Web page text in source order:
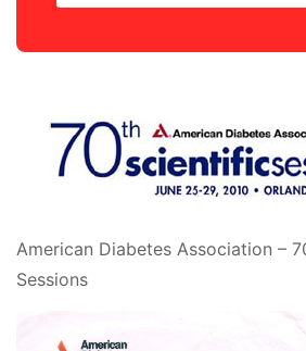
American Diabetes Association –
Sessions